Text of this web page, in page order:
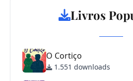
Livros
O Cortiço
1.551 downloads